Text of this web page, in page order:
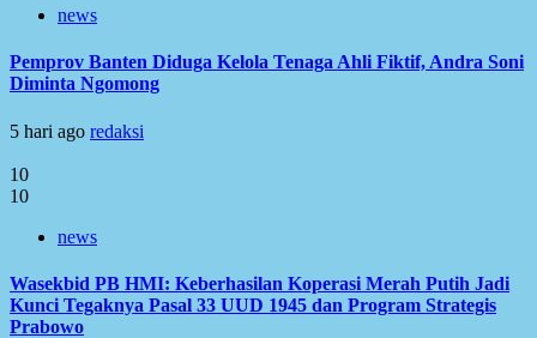
news
Pemprov Banten Diduga Kelola Tenaga Ahli Fiktif, Andra Soni
Diminta Ngomong
5 hari ago redaksi
10
10
news
Wasekbid PB HMI: Keberhasilan Koperasi Merah Putih Jadi
Kunci Tegaknya Pasal 33 UUD 1945 dan Program Strategis
Prabowo